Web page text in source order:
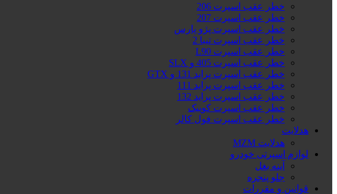
خطر عقب اسپرت 206
خطر عقب اسپرت 207
خطر عقب اسپرت پژو پارس
خطر عقب اسپرت تیبا 2
خطر عقب اسپرت L90
خطر عقب اسپرت 405 و SLX
خطر عقب اسپرت پراید 131 و GTX
خطر عقب اسپرت پراید 111
خطر عقب اسپرت پراید 132
خطر عقب اسپرت کوییک
خطر عقب اسپرت فول کالر
هدلایت
هدلایت MZM
لوازم اسپرتی خودرو
آینه بغل
جلو پنجره
قوانین و مقررات